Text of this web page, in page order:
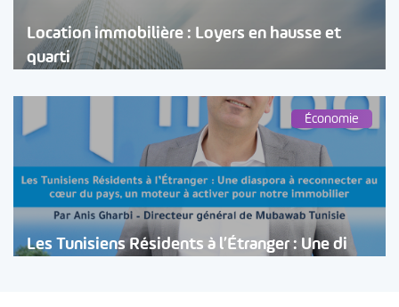
Location immobilière : Loyers en hausse et
quarti
Économie
Les Tunisiens Résidents à l’Étranger : Une di